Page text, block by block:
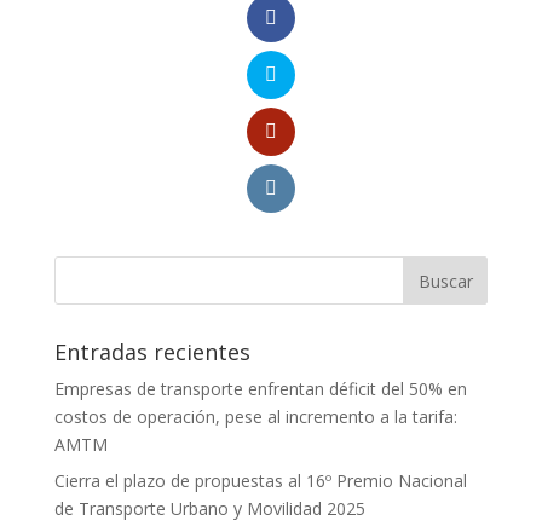
Entradas recientes
Empresas de transporte enfrentan déficit del 50% en
costos de operación, pese al incremento a la tarifa:
AMTM
Cierra el plazo de propuestas al 16º Premio Nacional
de Transporte Urbano y Movilidad 2025